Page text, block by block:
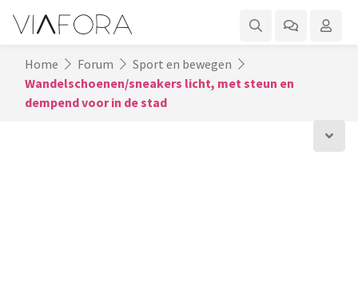
Home Forum
Sport en bewegen
Wandelschoenen/sneakers licht, met steun en
dempend voor in de stad